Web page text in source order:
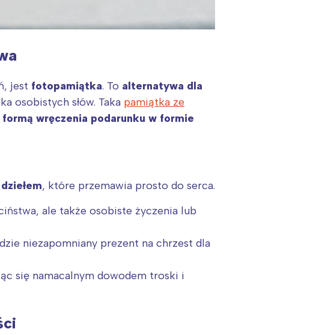
jest fotopamiątka. To alternatywa dla
osobistych słów. Taka pamiątka ze
wręczenia podarunku w formie
, które przemawia prosto do serca.
ale także osobiste życzenia lub
niezapomniany prezent na chrzest dla
się namacalnym dowodem troski i